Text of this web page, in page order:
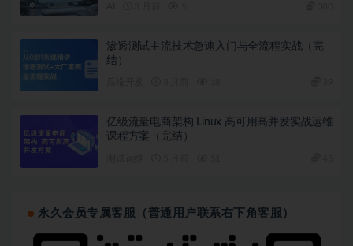
渗透测试主流技术急速入门与全流程实战（完
结）
亿级流量电商架构 Linux 高可用高并发实战运维
课程方案（完结）
永久会员专属客服（普通用户联系右下角客服）